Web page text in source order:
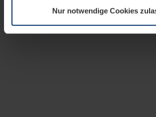
Datenschutzerklärungunserer Website
widerrufen.
Nur notwendige Cookies